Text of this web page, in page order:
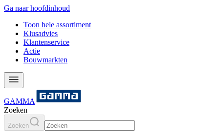
Ga naar hoofdinhoud
Toon hele assortiment
Klusadvies
Klantenservice
Actie
Bouwmarkten
GAMMA
Zoeken
Zoeken